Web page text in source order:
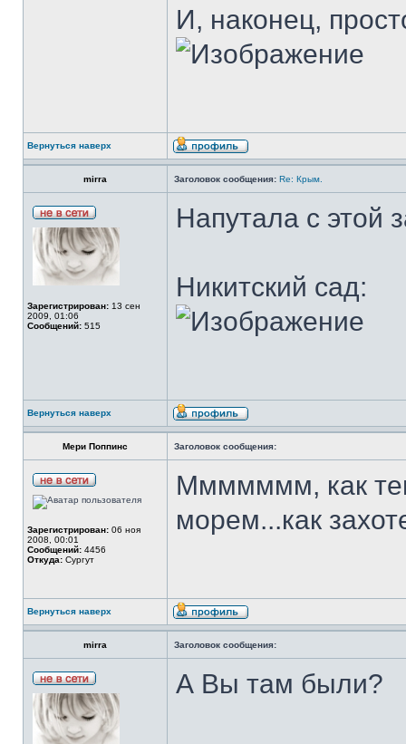
И, наконец,
Вернуться наверх
mirra Заголовок сообщения: Re: Крым.
Зарегистрирован: 13 сен
2009, 01:06
Сообщений: 515
Напутала с этой
Никитский сад:
Вернуться наверх
Мери Поппинс Заголовок сообщения:
Зарегистрирован: 06 ноя
2008, 00:01
Сообщений: 4456
Откуда: Сургут
Ммммммм, как
морем...как
Вернуться наверх
mirra Заголовок сообщения:
А Вы там были?